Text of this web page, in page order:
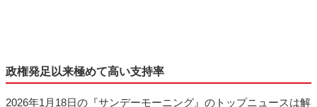
政権発足以来極めて高い支持率
2026年1月18日の『サンデーモーニング』のトップニュースは解